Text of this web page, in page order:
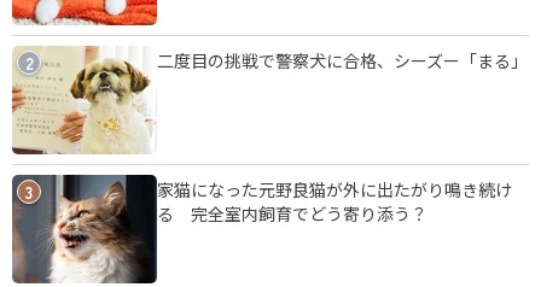
2 二度目の挑戦で警察犬に合格、シーズー「まる」
3
家猫になった元野良猫が外に出たがり鳴き続け
る 完全室内飼育でどう寄り添う？